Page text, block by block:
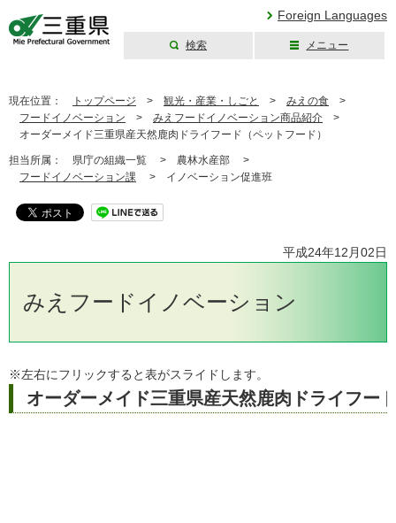
Foreign Languages
検索 メニュー
現在位置： トップページ > 観光・産業・しごと > みえの食 >
フードイノベーション > みえフードイノベーション商品紹介 >
オーダーメイド三重県産天然鹿肉ドライフード（ペットフード）
担当所属： 県庁の組織一覧 > 農林水産部 >
フードイノベーション課 > イノベーション促進班
平成24年12月02日
みえフードイノベーション
※左右にフリックすると表がスライドします。
オーダーメイド三重県産天然鹿肉ドライフー